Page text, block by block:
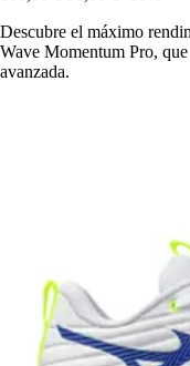
Descubre el máximo
Wave Momentum Pro,
avanzada.